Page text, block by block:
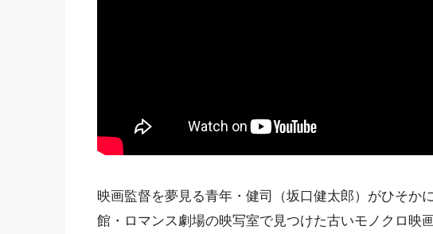
映画監督を夢見る青年・健司（坂口健太郎）がひそか
館・ロマンス劇場の映写室で見つけた古いモノクロ映